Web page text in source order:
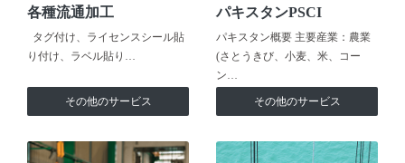
各種流通加工
タグ付け、ライセンスシール貼
り付け、ラベル貼り…
その他のサービス
パキスタンPSCI
パキスタン概要 主要産業：農業
(さとうきび、小麦、米、コー
ン…
その他のサービス